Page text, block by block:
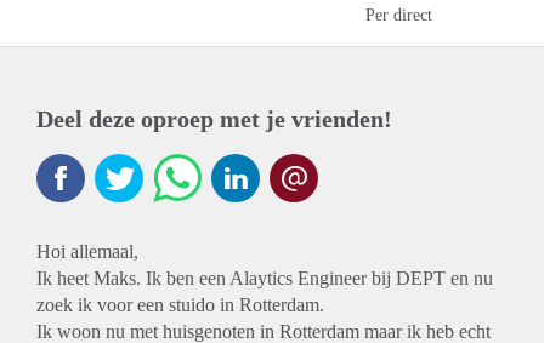
Per direct
Deel deze oproep met je vrienden!
Hoi allemaal,
Ik heet Maks. Ik ben een Alaytics Engineer bij DEPT en nu
zoek ik voor een stuido in Rotterdam.
Ik woon nu met huisgenoten in Rotterdam maar ik heb echt